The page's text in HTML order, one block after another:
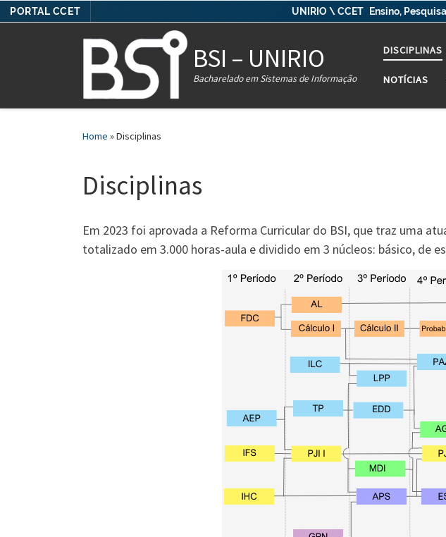
PORTAL CCET UNIRIO \ CCET Ensino,
Skip to content
BSI – UNIRIO
Bacharelado em Sistemas de Informação
DISCIPLINAS
NOTÍCIAS
Home »Disciplinas
Disciplinas
Em 2023 foi aprovada a Reforma Curricular do BSI, que traz uma
totalizado em 3.000 horas-aula e dividido em 3 núcleos: básico, de